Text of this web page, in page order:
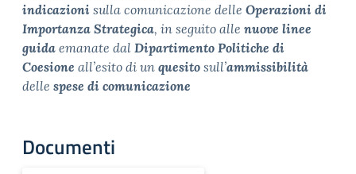
indicazioni sulla comunicazione delle Operazioni di
Importanza Strategica, in seguito alle nuove linee
guida emanate dal Dipartimento Politiche di
Coesione all’esito di un quesito sull’ammissibilità
delle spese di comunicazione
Documenti